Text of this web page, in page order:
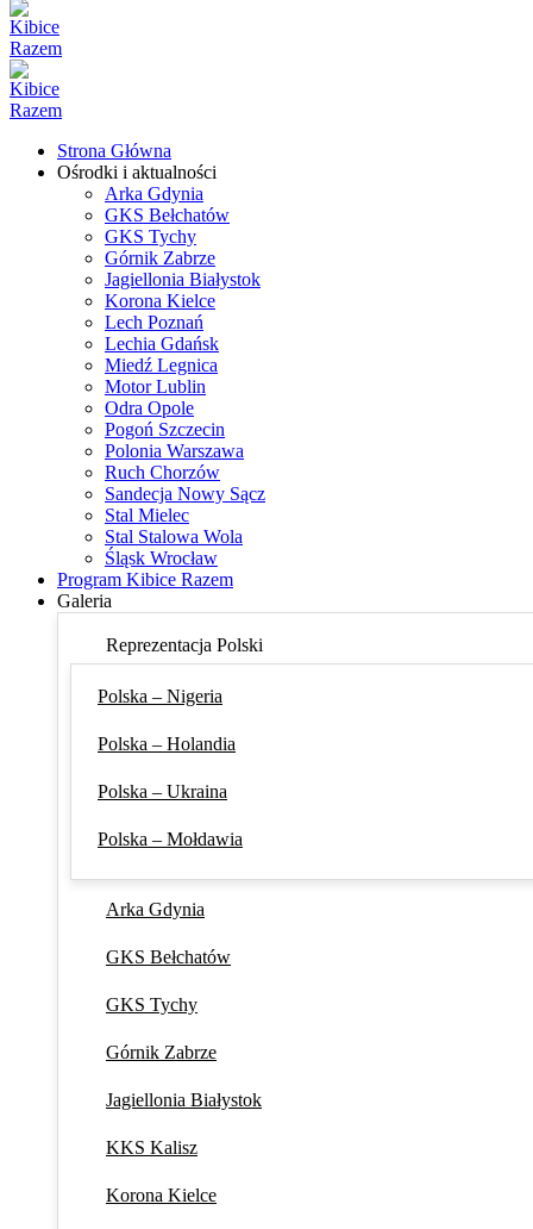
Strona Główna
Ośrodki i aktualności
Arka Gdynia
GKS Bełchatów
GKS Tychy
Górnik Zabrze
Jagiellonia Białystok
Korona Kielce
Lech Poznań
Lechia Gdańsk
Miedź Legnica
Motor Lublin
Odra Opole
Pogoń Szczecin
Polonia Warszawa
Ruch Chorzów
Sandecja Nowy Sącz
Stal Mielec
Stal Stalowa Wola
Śląsk Wrocław
Program Kibice Razem
Galeria
Reprezentacja Polski
Polska – Nigeria
Polska – Holandia
Polska – Ukraina
Polska – Mołdawia
Arka Gdynia
GKS Bełchatów
GKS Tychy
Górnik Zabrze
Jagiellonia Białystok
KKS Kalisz
Korona Kielce